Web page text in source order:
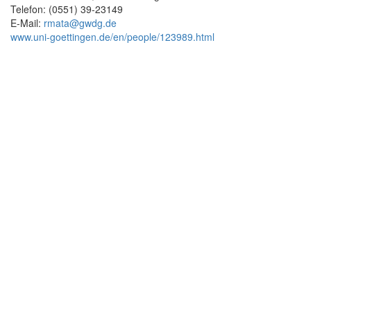
Telefon: (0551) 39-23149
E-Mail: rmata@gwdg.de
www.uni-goettingen.de/en/people/123989.html